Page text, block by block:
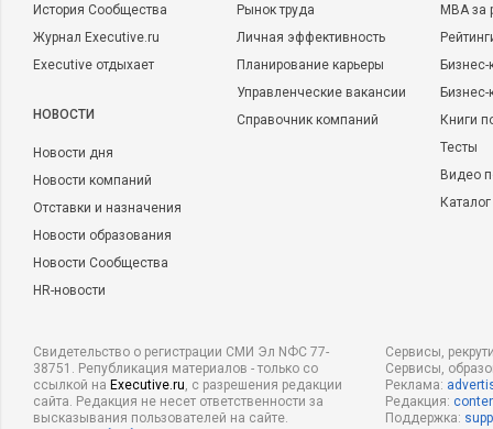
История Сообщества
Журнал Executive.ru
Executive отдыхает
НОВОСТИ
Новости дня
Новости компаний
Отставки и назначения
Новости образования
Новости Сообщества
HR-новости
Рынок труда
Личная эффективность
Планирование карьеры
Управленческие вакансии
Справочник компаний
MBA
Бизнес-
Книги
Тесты
Видео
Свидетельство о регистрации СМИ Эл NФС 77-
38751. Републикация материалов - только со
ссылкой на Executive.ru, с разрешения редакции
сайта. Редакция не несет ответственности за
высказывания пользователей на сайте.
Сервисы,
Сервисы,
Реклама:
Редакция:
Поддержка: